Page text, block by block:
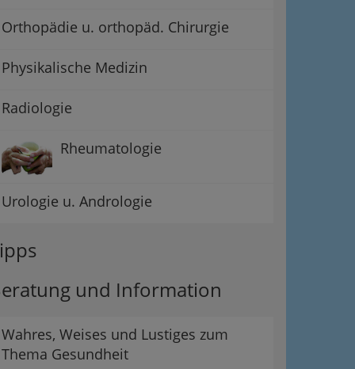
Orthopädie u. orthopäd. Chirurgie
Physikalische Medizin
Radiologie
Rheumatologie
Urologie u. Andrologie
und Information
Wahres, Weises und Lustiges zum
Thema Gesundheit